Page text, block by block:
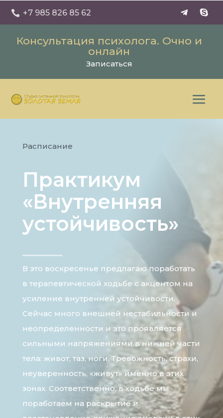
 +7 985 826 85 62
Консультация психолога. Очно и
онлайн
Записаться
Расписание
Практикум
«Внутренняя
устойчивость»
В это воскресенье предлагаю поработать
в терапевтической ходьбе с акцентом на
усиление внутренней устойчивости.
Сейчас много внешней нестабильности и
неопределенности и это проявляется
сильными напряжениями в нижней части
тела: живот, таз, ноги. Тревожность, страхи,
неуверенность, «живут» именно в этих
зонах. Соответственно, в ходьбе мы
поработаем на раскрытие и